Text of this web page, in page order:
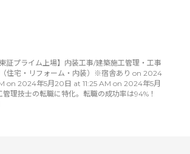
証プライム上場】内装工事/建築施工管理・工事
住宅・リフォーム・内装）※宿舎あり on 2024
on 2024年5月20日 at 11:25 AM on 2024年5月
理技士の転職に特化。転職の成功率は94%！